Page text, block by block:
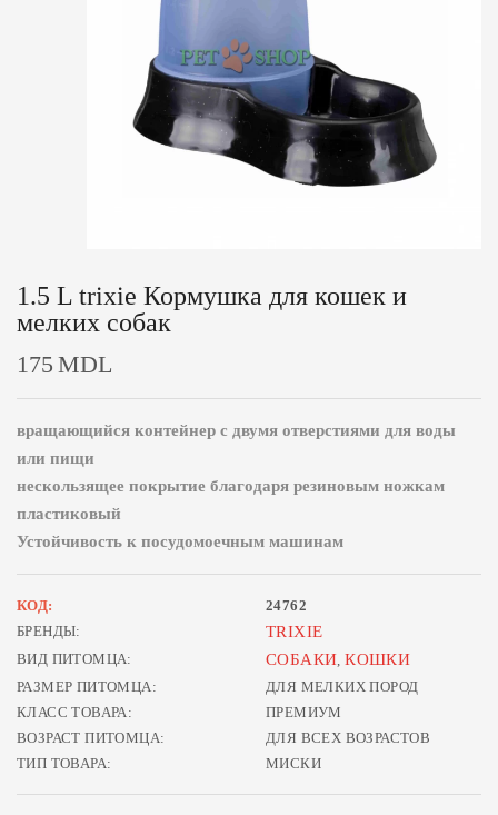
1.5 L trixie Кормушка для кошек и
мелких собак
175 MDL
вращающийся контейнер с двумя отверстиями для воды
или пищи
нескользящее покрытие благодаря резиновым ножкам
пластиковый
Устойчивость к посудомоечным машинам
КОД:
24762
БРЕНДЫ:
TRIXIE
ВИД ПИТОМЦА: СОБАКИ,КОШКИ
РАЗМЕР ПИТОМЦА:
ДЛЯ МЕЛКИХ ПОРОД
КЛАСС ТОВАРА:
ПРЕМИУМ
ВОЗРАСТ ПИТОМЦА:
ДЛЯ ВСЕХ ВОЗРАСТОВ
ТИП ТОВАРА:
МИСКИ